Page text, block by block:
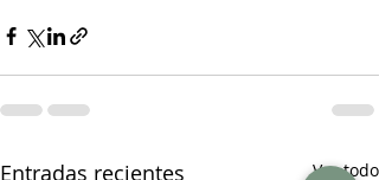
Entradas recientes Ver todo